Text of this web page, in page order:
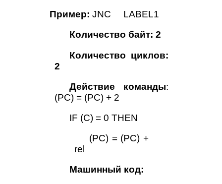
Пример: JNС LABEL1
Количество байт: 2
Количество циклов:
2
Действие команды:
(PC) = (PC) + 2
IF (С) = 0 THEN
(PC) = (PC) +
rel
Машинный код: